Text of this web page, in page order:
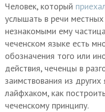
Человек, который
услышать в речи
незнакомыми ему
чеченском языке есть
обозначения того или
действия, чеченцы в
заимствования из
лайфхаком, как
чеченскому принципу.